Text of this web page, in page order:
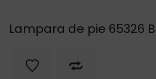
Lampara de pie 65326